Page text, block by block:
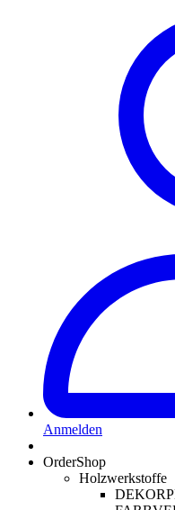
Anmelden
OrderShop
Holzwerkstoffe